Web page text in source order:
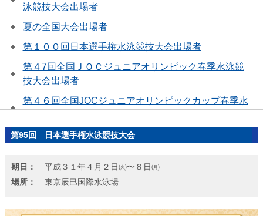
泳競技大会出場者
夏の全国大会出場者
第１００回日本選手権水泳競技大会出場者
第４7回全国ＪＯＣジュニアオリンピック春季水泳競
技大会出場者
第４６回全国JOCジュニアオリンピックカップ春季水
国際大会代表選考会出場者
競技大会結果
第95回 日本選手権水泳競技大会
期日：
平成３１年４月２日㈫〜８日㈪
場所：
東京辰巳国際水泳場